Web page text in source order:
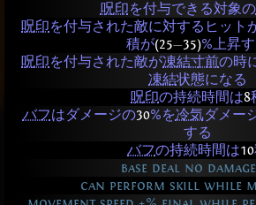
呪印を付与できる対象の
呪印を付与された敵に対するヒット
積が(25—35)%上昇
呪印を付与された敵が凍結寸前の時
凍結状態になる
呪印の持続時間は8
バフはダメージの30%を冷気ダメー
する
バフの持続時間は10
base deal no damage
can perform skill while